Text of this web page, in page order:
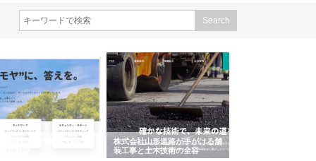
会社ＣＳＡの事業内容と強
株式会社山形道路が手がける舗
装工事と土木技術の全容